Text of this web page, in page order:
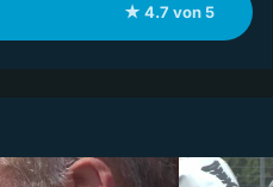
★ 4.7 von 5